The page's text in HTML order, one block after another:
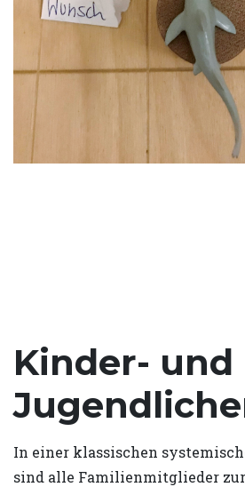
Kinder- und
In einer klassischen
sind alle Familienmitglieder